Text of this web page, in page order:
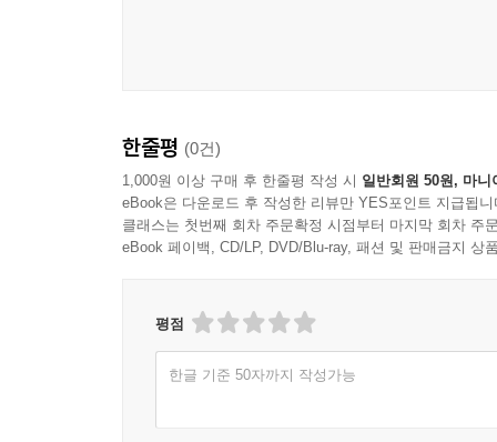
★“박문호의 자연과학 세상 특강 선정도서”
이러한 시리즈의 깊이와 정교함은 외부 전문가의
박사의 ‘자연과학세상 목요특강’에서 연속으로
「세상에서 가장 쉬운 과학 수업」 시리즈는 학
한줄평 (0건)
1,000원 이상 구매 후 한줄평 작성 시 일반회원 50원, 마니
eBook은 다운로드 후 작성한 리뷰만 YES포인트 지급됩니
클래스는 첫번째 회차 주문확정 시점부터 마지막 회차 주
eBook 페이백, CD/LP, DVD/Blu-ray, 패션 및 판매금지 상
평점
한글 기준 50자까지 작성가능